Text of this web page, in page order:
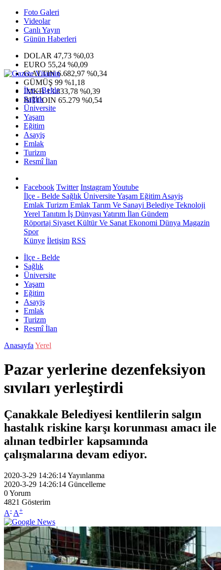
Foto Galeri
Videolar
Canlı Yayın
Günün Haberleri
DOLAR 47,73 %0,03
EURO 55,24 %0,09
G.ALTIN6.682,97 %0,34
GÜMÜŞ 99 %1,18
IMKB13.833,78 %0,39
BITCOIN 65.279 %0,54
İlçe - Belde
Sağlık
Üniversite
Yaşam
Eğitim
Asayiş
Emlak
Turizm
Resmî İlan
Facebook Twitter InstagramYoutube
İlçe - Belde Sağlık ÜniversiteYaşam Eğitim Asayiş
Emlak Turizm Emlak Tarım Ve Sanayi Belediye Teknoloji
Yerel Tanıtım İş Dünyası Yatırım İlan Gündem
Röportaj Siyaset Kültür Ve Sanat Ekonomi Dünya Magazin
Spor
Künye İletişim RSS
İlçe - Belde
Sağlık
Üniversite
Yaşam
Eğitim
Asayiş
Emlak
Turizm
Resmî İlan
Anasayfa Yerel
Pazar yerlerine dezenfeksiyon
sıvıları yerleştirdi
Çanakkale Belediyesi kentlilerin salgın
hastalık riskine karşı korunması amacı ile
alınan tedbirler kapsamında
çalışmalarına devam ediyor.
2020-3-29 14:26:14Yayınlanma
2020-3-29 14:26:14 Güncelleme
0Yorum
4821 Gösterim
A- A+